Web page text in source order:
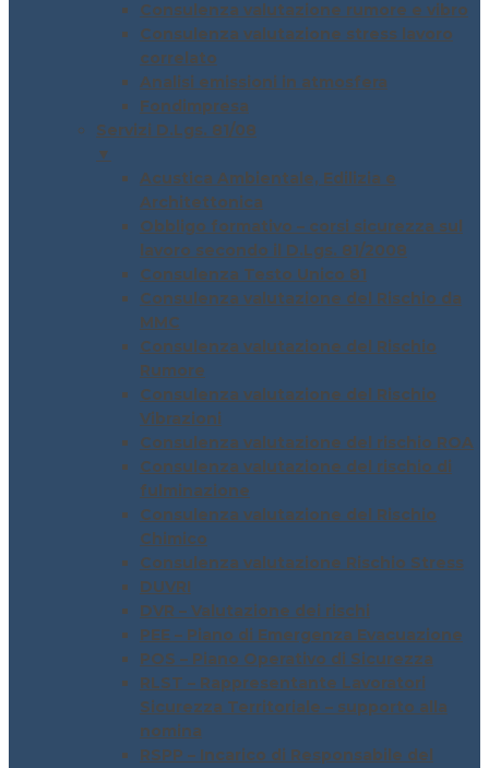
Consulenza valutazione rumore e vibro
Consulenza valutazione stress lavoro
correlato
Analisi emissioni in atmosfera
Fondimpresa
Servizi D.Lgs. 81/08
▼
Acustica Ambientale, Edilizia e
Architettonica
Obbligo formativo – corsi sicurezza sul
lavoro secondo il D.Lgs. 81/2008
Consulenza Testo Unico 81
Consulenza valutazione del Rischio da
MMC
Consulenza valutazione del Rischio
Rumore
Consulenza valutazione del Rischio
Vibrazioni
Consulenza valutazione del rischio ROA
Consulenza valutazione del rischio di
fulminazione
Consulenza valutazione del Rischio
Chimico
Consulenza valutazione Rischio Stress
DUVRI
DVR – Valutazione dei rischi
PEE – Piano di Emergenza Evacuazione
POS – Piano Operativo di Sicurezza
RLST – Rappresentante Lavoratori
Sicurezza Territoriale – supporto alla
nomina
RSPP – Incarico di Responsabile del